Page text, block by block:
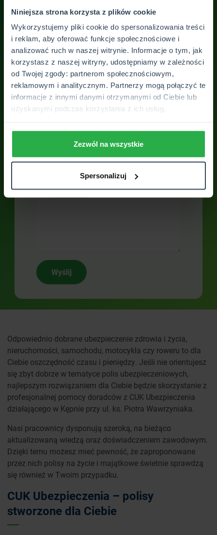
Niniejsza strona korzysta z plików cookie
Wykorzystujemy pliki cookie do spersonalizowania treści
i reklam, aby oferować funkcje społecznościowe i
analizować ruch w naszej witrynie. Informacje o tym, jak
korzystasz z naszej witryny, udostępniamy w zależności
od Twojej zgody: partnerom społecznościowym,
reklamowym i analitycznym. Partnerzy mogą połączyć te
informacje z innymi danymi otrzymanymi od Ciebie lub
uzyskanymi podczas korzystania z ich usług.
Zezwól na wszystkie
Spersonalizuj
Skontaktuj się z
placówką
Skontaktuj się z nami. Odpowiemy na
Twoje wszystkie pytania. Otrzymasz
Wyślij
Odpowiednio dobrane ubezpieczenie zdrowia i życia,
nieruchomości, samochodu, motocykla czy roweru to dla
Ciebie oszczędność czasu i pieniędzy. Jeśli nie orientujesz
się zbyt dobrze w tematyce polis ubezpieczeniowych,
najlepszym rozwiązaniem dla Ciebie będzie skorzystanie z
profesjonalnej pomocy doradców z CUK Ubezpieczenia
działającego w Kępnie przy ul. ks. Piotra Wawrzyniaka.
Nasi pracownicy dysponują szeroką, na bieżąco
aktualizowaną wiedzą oraz doświadczeniem zawodowym.
Dzięki temu możesz mieć pewność, że zaproponowane
przez nich polisy na życie i majątkowe świetnie sprawdzą
się również w Twoim przypadku.
CUK Ubezpieczenia – polisy
stworzone dla Ciebie